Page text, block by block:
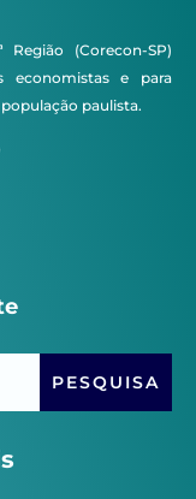
(Corecon-SP)
economistas e para
paulista.